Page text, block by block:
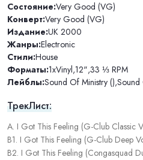
Состояние:Very Good (VG)
Конверт:Very Good (VG)
Издание:UK 2000
Жанры:Electronic
Стили:House
Форматы:1xVinyl,12",33 ⅓ RPM
Лейблы:Sound Of Ministry (),Sound
ТрекЛист:
A. I Got This Feeling (G-Club Classic
B1. I Got This Feeling (G-Club Deep
B2. I Got This Feeling (Congasquad